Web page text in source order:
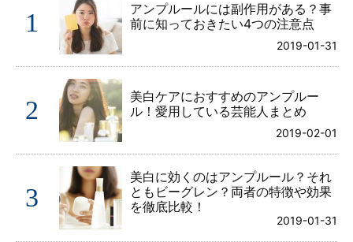
1
アンプルールには副作用がある？事
前に知っておきたい4つの注意点
2019-01-31
2
美白ケアにおすすめのアンプルー
ル！愛用している芸能人まとめ
2019-02-01
3
美白に効くのはアンプルール？それ
ともビーグレン？両者の特徴や効果
を徹底比較！
2019-01-31